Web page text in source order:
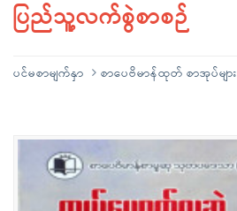
ပြည်သူ့လက်စွဲစာစဉ်
ပင်မစာမျက်နှာ စာပေဗိမာန်ထုတ် စာအုပ်များ